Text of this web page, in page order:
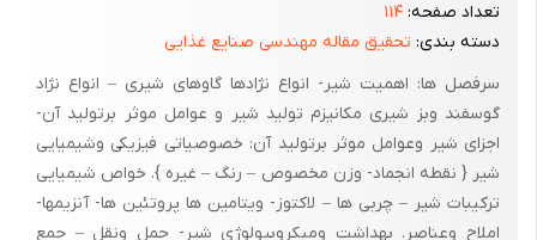
تعداد صفحه: ۱۱۴
دسته بندی: تحقیق مقاله مهندسی صنایع غذایی
سرفصل ها: اهمیت شیر- انواع نژادها گاوهای شیری – انواع نژاد
گوسفند وبز شیری مکانیزم تولید شیر و عوامل موثر برتولید آن-
اجزای شیر وعوامل موثر برتولید آن: خصوصیاتی فیزیکی وشیمیایی
شیر { نقطه انجماد- وزن مخصوص – رنگ – غیره }. خواص شیمیایی
ترکیبات شیر – چربی ها – لاکتوز- ویتامین ها پروتئین ها- آنزیمها-
املاح وعناصر. بهداشت ومیکروبیولوژی شیر- حمل ونقل – جمع